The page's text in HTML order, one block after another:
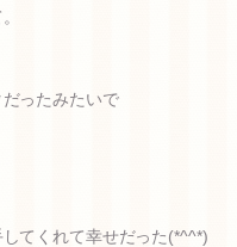
ったみたいで
てくれて幸せだった(*^^*)